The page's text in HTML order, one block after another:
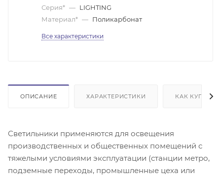
Серия* — LIGHTING
Материал* — Поликарбонат
Все характеристики
ОПИСАНИЕ ХАРАКТЕРИСТИКИ КАК КУПИТЬ
Светильники применяются для освещения
производственных и общественных помещений с
тяжелыми условиями эксплуатации (станции метро,
подземные переходы, промышленные цеха или